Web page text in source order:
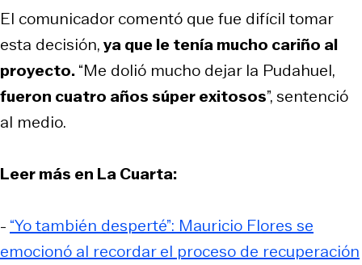
El comunicador comentó que fue difícil tomar
esta decisión,ya que le tenía mucho cariño al
proyecto.“Me dolió mucho dejar la Pudahuel,
fueron cuatro años súper exitosos”, sentenció
al medio.
Leer más en La Cuarta:
- “Yo también desperté”: Mauricio Flores se
emocionó al recordar el proceso de recuperación